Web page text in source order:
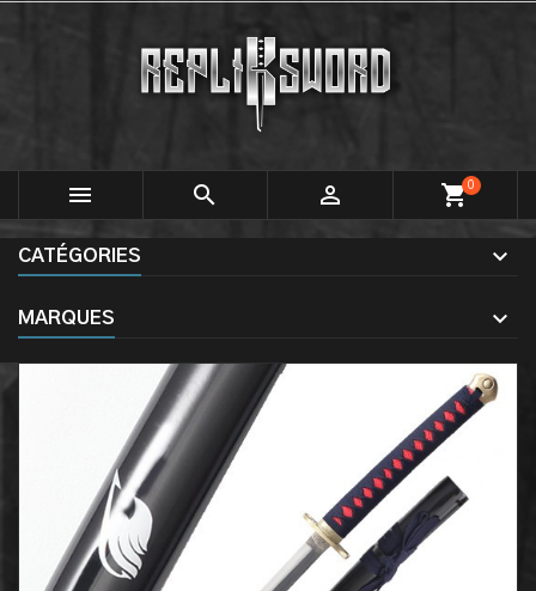
   shopping_cart0
CATÉGORIES
MARQUES